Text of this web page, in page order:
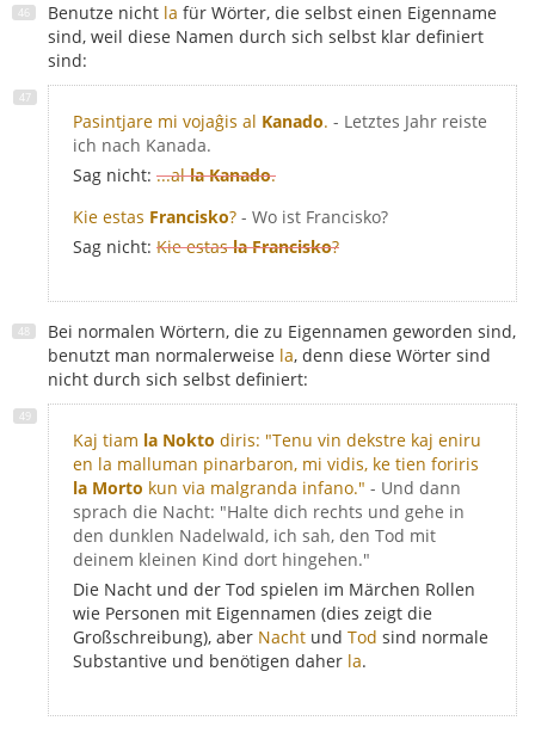
Benutze nicht la für Wörter, die selbst einen Eigenname
sind, weil diese Namen durch sich selbst klar definiert
sind:
Pasintjare mi vojaĝis al Kanado. - Letztes Jahr reiste
ich nach Kanada.
Sag nicht: ...alla Kanado.
Kie estas Francisko? - Wo ist Francisko?
Sag nicht: Kie estasla Francisko?
Bei normalen Wörtern, die zu Eigennamen geworden sind,
benutzt man normalerweise la, denn diese Wörter sind
nicht durch sich selbst definiert:
Kaj tiam la Nokto diris: "Tenu vin dekstre kaj eniru
en la malluman pinarbaron, mi vidis, ke tien foriris
la Morto kun via malgranda infano." - Und dann
sprach die Nacht: "Halte dich rechts und gehe in
den dunklen Nadelwald, ich sah, den Tod mit
deinem kleinen Kind dort hingehen."
Die Nacht und der Tod spielen im Märchen Rollen
wie Personen mit Eigennamen (dies zeigt die
Großschreibung), aber Nacht und Tod sind normale
Substantive und benötigen daher la.